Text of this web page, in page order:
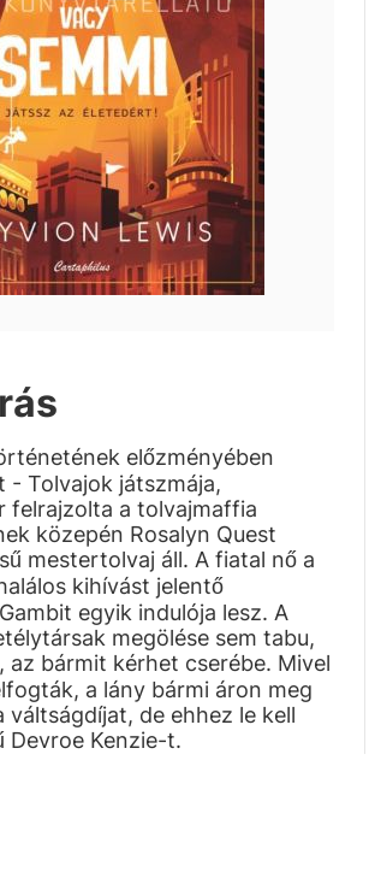
előzményében
- Tolvajok játszmája,
felrajzolta a tolvajmaffia
közepén Rosalyn Quest
mestertolvaj áll. A fiatal nő a
kihívást jelentő
egyik indulója lesz. A
megölése sem tabu,
az bármit kérhet cserébe. Mivel
a lány bármi áron meg
váltságdíjat, de ehhez le kell
Devroe Kenzie-t.